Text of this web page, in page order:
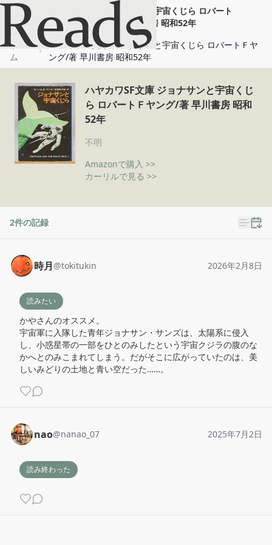
ハヤカワSF文庫 ジョナサンと宇宙くじら ロバート
Ｆヤング/著 早川書房 昭和52年
ホー
ム
ハヤカワSF文庫 ジョナサンと宇宙くじら ロバートＦヤ
ング/著 早川書房 昭和52年
ハヤカワSF文庫 ジョナサンと宇宙くじ
ら ロバートＦヤング/著 早川書房 昭和
52年
不明
Amazonで購入 >>
カーリルで見る >>
2件の記録
時月 @tokitukin 2026年2月8日
読みたい
かやさんのオススメ。
宇宙軍に入隊した青年ジョナサン・サンズは、太陽系に侵入
し、小惑星帯の一部をひとのみしたという宇宙クジラの腹のな
かへとのみこまれてしまう。だがそこに広がっていたのは、美
しいみどりの土地と青い空だった……。
nao@nanao_07 2025年7月2日
読み終わった